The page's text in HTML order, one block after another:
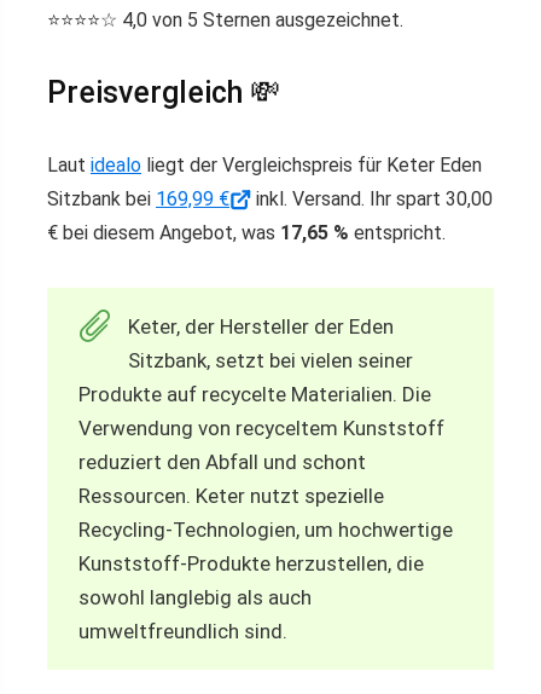
⭐️⭐️⭐️⭐️☆ 4,0 von 5 Sternen ausgezeichnet.
Preisvergleich 💸
Laut idealo liegt der Vergleichspreis für Keter Eden
Sitzbank bei 169,99 €
inkl. Versand. Ihr spart 30,00
€ bei diesem Angebot, was 17,65 % entspricht.
Keter, der Hersteller der Eden
Sitzbank, setzt bei vielen seiner
Produkte auf recycelte Materialien. Die
Verwendung von recyceltem Kunststoff
reduziert den Abfall und schont
Ressourcen. Keter nutzt spezielle
Recycling-Technologien, um hochwertige
Kunststoff-Produkte herzustellen, die
sowohl langlebig als auch
umweltfreundlich sind.